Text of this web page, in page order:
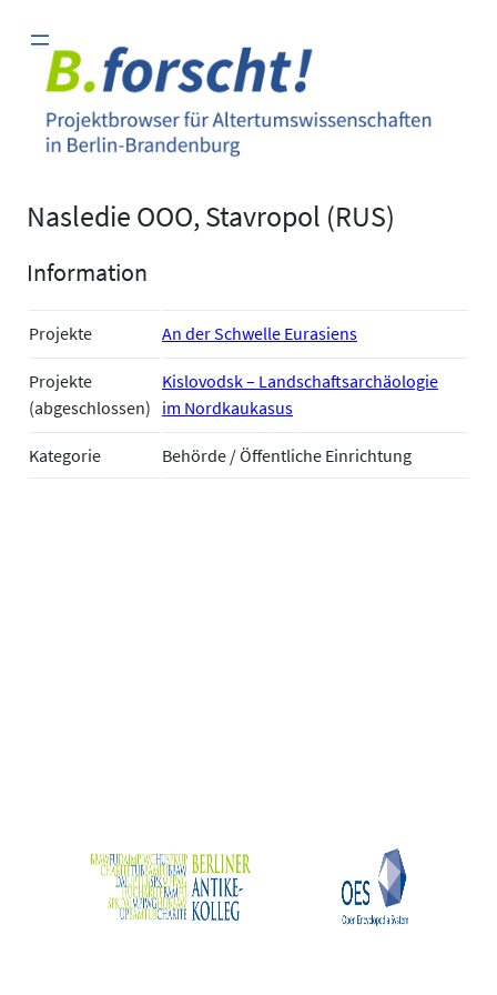
Inhalt
springen
Nasledie OOO, Stavropol (RUS)
Information
Projekte An der Schwelle Eurasiens
Projekte
(abgeschlossen)
Kislovodsk – Landschaftsarchäologie
im Nordkaukasus
Kategorie Behörde / Öffentliche Einrichtung